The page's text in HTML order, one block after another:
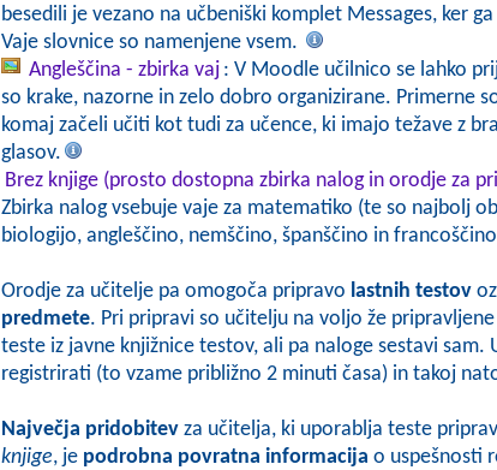
besedili je vezano na učbeniški komplet Messages, ker
Vaje slovnice so namenjene vsem.
Angleščina - zbirka vaj : V Moodle učilnico se lahko
so krake, nazorne in zelo dobro organizirane. Primerne
komaj začeli učiti kot tudi za učence, ki imajo težave z
glasov.
Brez knjige (prosto dostopna zbirka nalog in orodje za
Zbirka nalog vsebuje vaje za matematiko (te so najbolj
biologijo, angleščino, nemščino, španščino in
Orodje za učitelje pa omogoča pripravo lastnih testov
predmete. Pri pripravi so učitelju na voljo že
teste iz javne knjižnice testov, ali pa naloge sestavi sam.
registrirati (to vzame približno 2 minuti časa) in takoj
Največja pridobitevza učitelja, ki uporablja teste
knjige, je podrobna povratna informacija o uspešnosti